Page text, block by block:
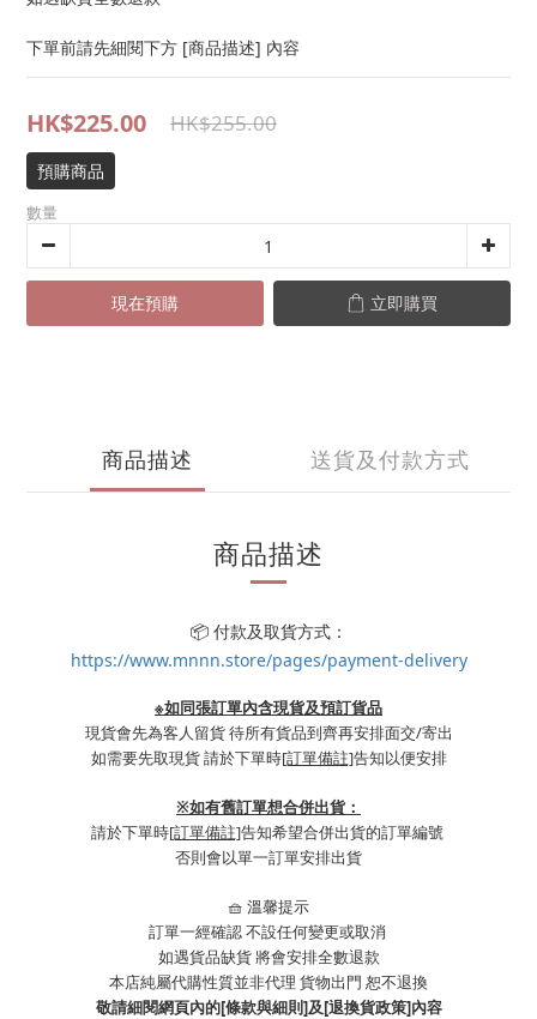
下單前請先細閱下方 [商品描述] 內容
HK$225.00 HK$255.00
預購商品
數量
現在預購 立即購買
商品描述 送貨及付款方式
商品描述
📦 付款及取貨方式：
https://www.mnnn.store/pages/payment-delivery
※如同張訂單內含現貨及預訂貨品
現貨會先為客人留貨 待所有貨品到齊再安排面交/寄出
如需要先取現貨 請於下單時[訂單備註]告知以便安排
※如有舊訂單想合併出貨：
請於下單時[訂單備註]告知希望合併出貨的訂單編號
否則會以單一訂單安排出貨
🧺 溫馨提示
訂單一經確認 不設任何變更或取消
如遇貨品缺貨 將會安排全數退款
本店純屬代購性質並非代理 貨物出門 恕不退換
敬請細閱網頁內的[條款與細則]及[退換貨政策]內容